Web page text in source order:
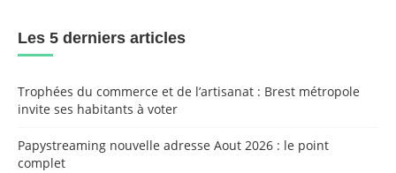
Les 5 derniers articles
Trophées du commerce et de l’artisanat : Brest métropole
invite ses habitants à voter
Papystreaming nouvelle adresse Aout 2026 : le point
complet